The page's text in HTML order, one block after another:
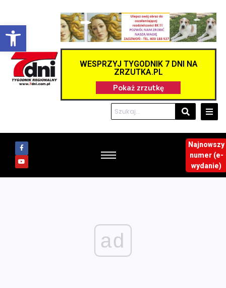
Otwórz pasek narzędzi
WESPRZYJ TYGODNIK 7 DNI NA
ZRZUTKA.PL
Najnowszy
numer (e-
wydanie)
ad